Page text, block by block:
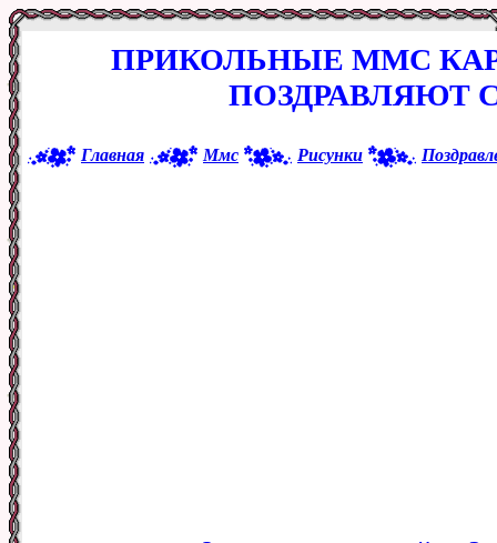
ПРИКОЛЬНЫЕ ММС
ПОЗДРАВЛЯЮТ
Главная Ммс Рисунки